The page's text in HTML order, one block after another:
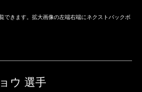
できます。拡大画像の左端右端にネクストバックボ
ウ 選手